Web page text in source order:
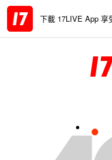
下載 17LIVE App 享